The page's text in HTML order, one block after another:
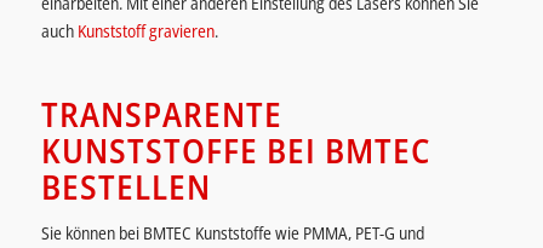
auch Kunststoff gravieren.
TRANSPARENTE
KUNSTSTOFFE BEI BMTEC
BESTELLEN
Sie können bei BMTEC Kunststoffe wie PMMA, PET-G und